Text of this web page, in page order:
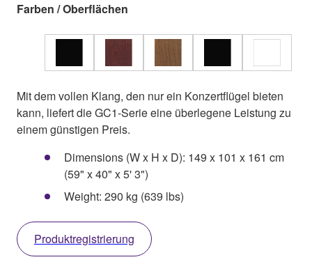
Farben / Oberflächen
Mit dem vollen Klang, den nur ein Konzertflügel bieten
kann, liefert die GC1-Serie eine überlegene Leistung zu
einem günstigen Preis.
Dimensions (W x H x D): 149 x 101 x 161 cm
(59" x 40" x 5' 3")
Weight: 290 kg (639 lbs)
Produktregistrierung